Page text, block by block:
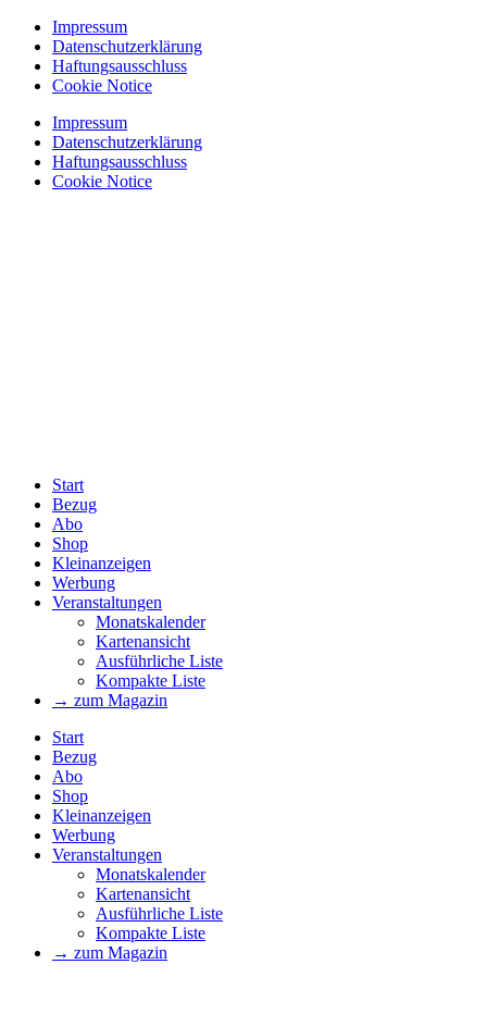
Zum
Inhalt
springen
Impressum
Datenschutzerklärung
Haftungsausschluss
Cookie Notice
Impressum
Datenschutzerklärung
Haftungsausschluss
Cookie Notice
Start
Bezug
Abo
Shop
Kleinanzeigen
Werbung
Veranstaltungen
Monatskalender
Kartenansicht
Ausführliche Liste
Kompakte Liste
→ zum Magazin
Start
Bezug
Abo
Shop
Kleinanzeigen
Werbung
Veranstaltungen
Monatskalender
Kartenansicht
Ausführliche Liste
Kompakte Liste
→ zum Magazin